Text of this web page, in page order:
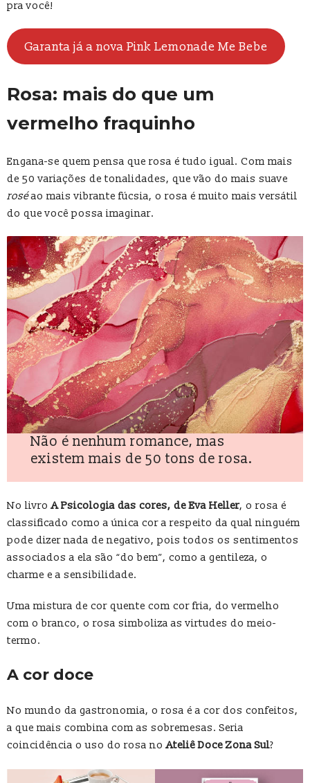
pra você!
Garanta já a nova Pink Lemonade Me Bebe
Rosa: mais do que um
vermelho fraquinho
Engana-se quem pensa que rosa é tudo igual. Com mais
de 50 variações de tonalidades, que vão do mais suave
roséao mais vibrante fúcsia, o rosa é muito mais versátil
do que você possa imaginar.
Não é nenhum romance, mas
existem mais de 50 tons de rosa.
No livroA Psicologia das cores, de Eva Heller, o rosa é
classificado como a única cor a respeito da qual ninguém
pode dizer nada de negativo, pois todos os sentimentos
associados a ela são “do bem”, como a gentileza, o
charme e a sensibilidade.
Uma mistura de cor quente com cor fria, do vermelho
com o branco, o rosa simboliza as virtudes do meio-
termo.
A cor doce
No mundo da gastronomia, o rosa é a cor dos confeitos,
a que mais combina com as sobremesas. Seria
coincidência o uso do rosa noAteliê Doce Zona Sul?